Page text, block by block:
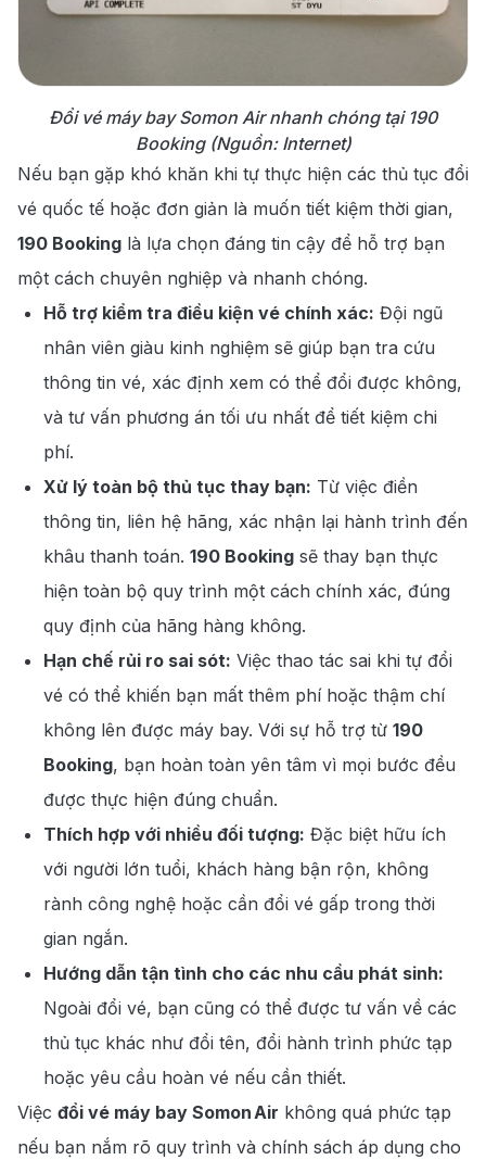
Đổi vé máy bay Somon Air nhanh chóng tại 190
Booking (Nguồn: Internet)
Nếu bạn gặp khó khăn khi tự thực hiện các thủ tục đổi
vé quốc tế hoặc đơn giản là muốn tiết kiệm thời gian,
190 Booking là lựa chọn đáng tin cậy để hỗ trợ bạn
một cách chuyên nghiệp và nhanh chóng.
Hỗ trợ kiểm tra điều kiện vé chính xác: Đội ngũ
nhân viên giàu kinh nghiệm sẽ giúp bạn tra cứu
thông tin vé, xác định xem có thể đổi được không,
và tư vấn phương án tối ưu nhất để tiết kiệm chi
phí.
Xử lý toàn bộ thủ tục thay bạn: Từ việc điền
thông tin, liên hệ hãng, xác nhận lại hành trình đến
khâu thanh toán. 190 Booking sẽ thay bạn thực
hiện toàn bộ quy trình một cách chính xác, đúng
quy định của hãng hàng không.
Hạn chế rủi ro sai sót: Việc thao tác sai khi tự đổi
vé có thể khiến bạn mất thêm phí hoặc thậm chí
không lên được máy bay. Với sự hỗ trợ từ 190
Booking, bạn hoàn toàn yên tâm vì mọi bước đều
được thực hiện đúng chuẩn.
Thích hợp với nhiều đối tượng: Đặc biệt hữu ích
với người lớn tuổi, khách hàng bận rộn, không
rành công nghệ hoặc cần đổi vé gấp trong thời
gian ngắn.
Hướng dẫn tận tình cho các nhu cầu phát sinh:
Ngoài đổi vé, bạn cũng có thể được tư vấn về các
thủ tục khác như đổi tên, đổi hành trình phức tạp
hoặc yêu cầu hoàn vé nếu cần thiết.
Việc đổi vé máy bay Somon Air không quá phức tạp
nếu bạn nắm rõ quy trình và chính sách áp dụng cho